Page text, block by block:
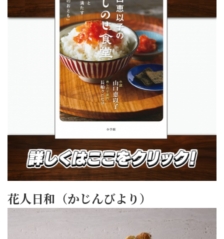
花人日和（かじんびより）